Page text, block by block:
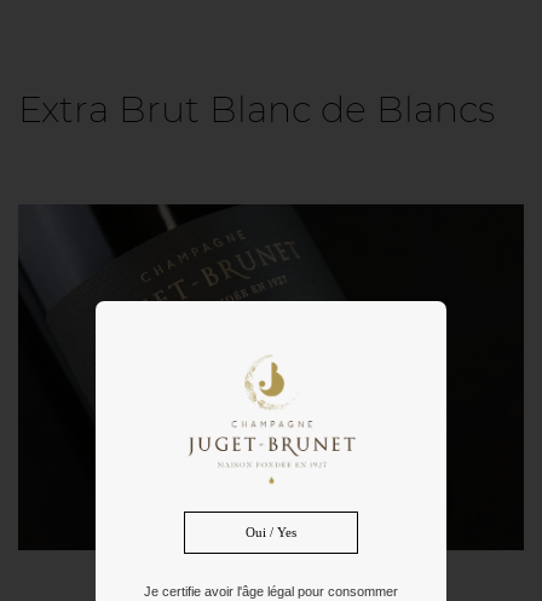
Extra Brut Blanc de Blancs
Oui / Yes
Je certifie avoir l'âge légal pour consommer